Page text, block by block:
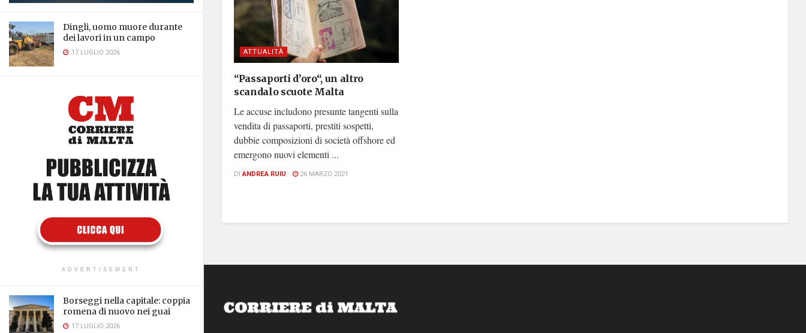
Dingli, uomo muore durante
dei lavori in un campo
17 LUGLIO 2026
ADVERTISEMENT
Borseggi nella capitale: coppia
romena di nuovo nei guai
17 LUGLIO 2026
ATTUALITÀ
“Passaporti d’oro“, un altro
scandalo scuote Malta
Le accuse includono presunte tangenti sulla
vendita di passaporti, prestiti sospetti,
dubbie composizioni di società offshore ed
emergono nuovi elementi ...
DI ANDREA RUIU 26 MARZO 2021